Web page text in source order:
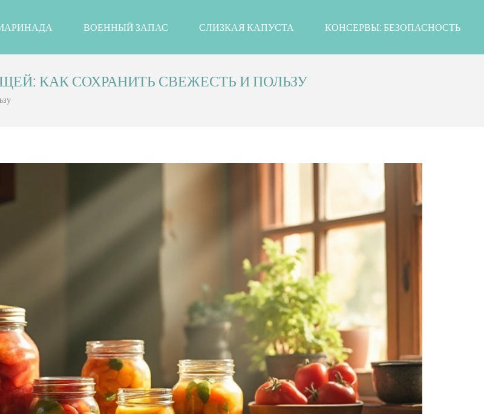
ВОЕННЫЙ ЗАПАС СЛИЗКАЯ КАПУСТА КОНСЕРВЫ: БЕЗОПАСНОСТЬ
КАК СОХРАНИТЬ СВЕЖЕСТЬ И ПОЛЬЗУ